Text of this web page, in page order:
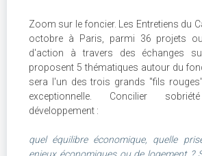
Zoom sur le foncier. Les Entretiens du
octobre à Paris, parmi 36 projets
d'action à travers des échanges
proposent 5 thématiques autour du
sera l'un des trois grands "fils
exceptionnelle. Concilier
développement :
quel équilibre économique, quelle